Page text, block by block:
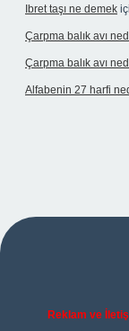
Ibret taşı ne demek
Çarpma balık avı
Çarpma balık avı
Alfabenin 27 harfi
Reklam ve